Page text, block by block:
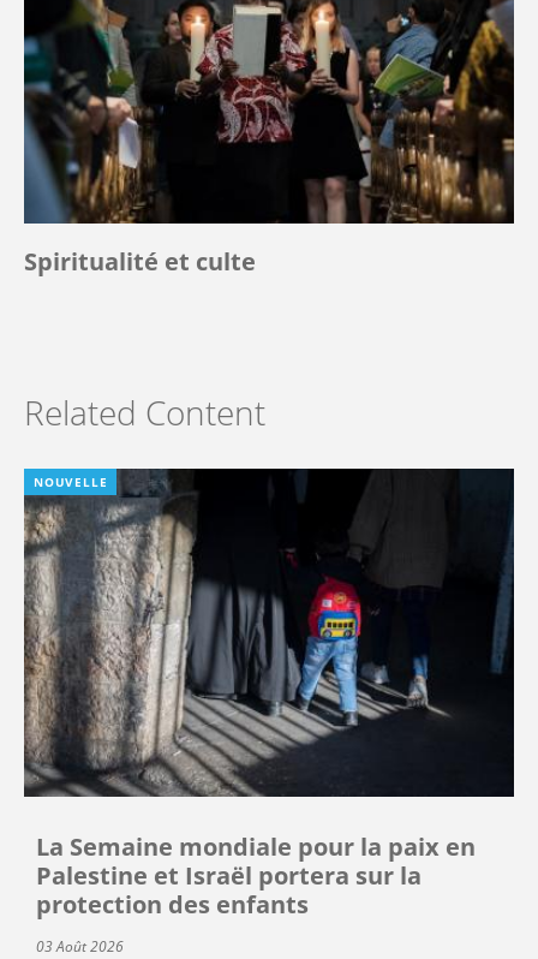
Spiritualité et culte
Related Content
NOUVELLE
La Semaine mondiale pour la paix en
Palestine et Israël portera sur la
protection des enfants
03 Août 2026